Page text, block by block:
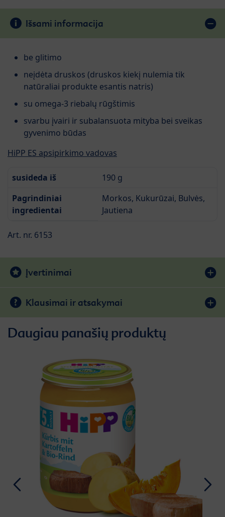
Išsami informacija
be glitimo
neįdėta druskos (druskos kiekį nulemia tik
natūraliai produkte esantis natris)
su omega-3 riebalų rūgštimis
svarbu įvairi ir subalansuota mityba bei sveikas
gyvenimo būdas
HiPP ES apsipirkimo vadovas
susideda iš
190 g
Pagrindiniai
ingredientai
Morkos, Kukurūzai, Bulvės,
Jautiena
Art. nr. 6153
Įvertinimai
Klausimai ir atsakymai
Daugiau panašių produktų